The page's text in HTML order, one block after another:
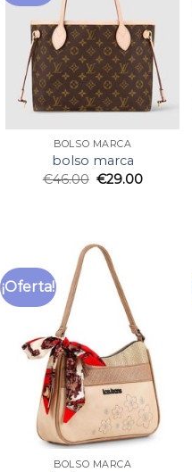
BOLSO MARCA
bolso marca
€46.00 €29.00
¡Oferta!
BOLSO MARCA